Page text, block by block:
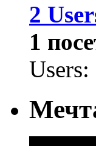
2
1
Users: